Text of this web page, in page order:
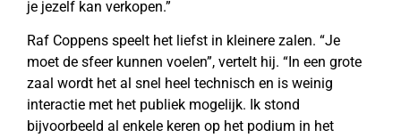
je jezelf kan verkopen.”
Raf Coppens speelt het liefst in kleinere zalen. “Je
moet de sfeer kunnen voelen”, vertelt hij. “In een grote
zaal wordt het al snel heel technisch en is weinig
interactie met het publiek mogelijk. Ik stond
bijvoorbeeld al enkele keren op het podium in het